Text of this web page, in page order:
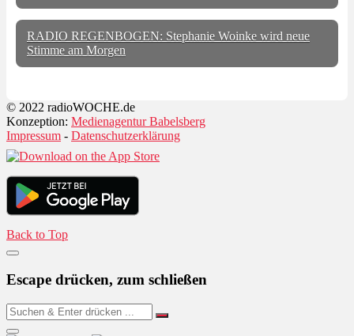
RADIO REGENBOGEN: Stephanie Woinke wird neue
Stimme am Morgen
© 2022 radioWOCHE.de
Konzeption: Medienagentur Babelsberg
Impressum - Datenschutzerklärung
Back to Top
Escape drücken, zum schließen